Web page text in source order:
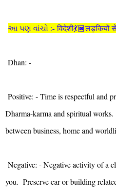
આ પણ વાંચો :- विदेशी💃🏿लड़कियों
Dhan: -
Positive: - Time is respectful and
Dharma-karma and spiritual
between business, home and
Negative: - Negative activity of a
you. Preserve car or building